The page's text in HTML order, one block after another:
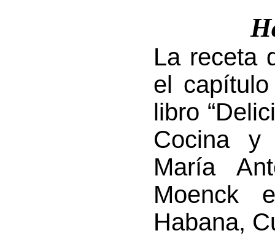
La receta
el
libro
Cocina y
María
Moenck
Habana,